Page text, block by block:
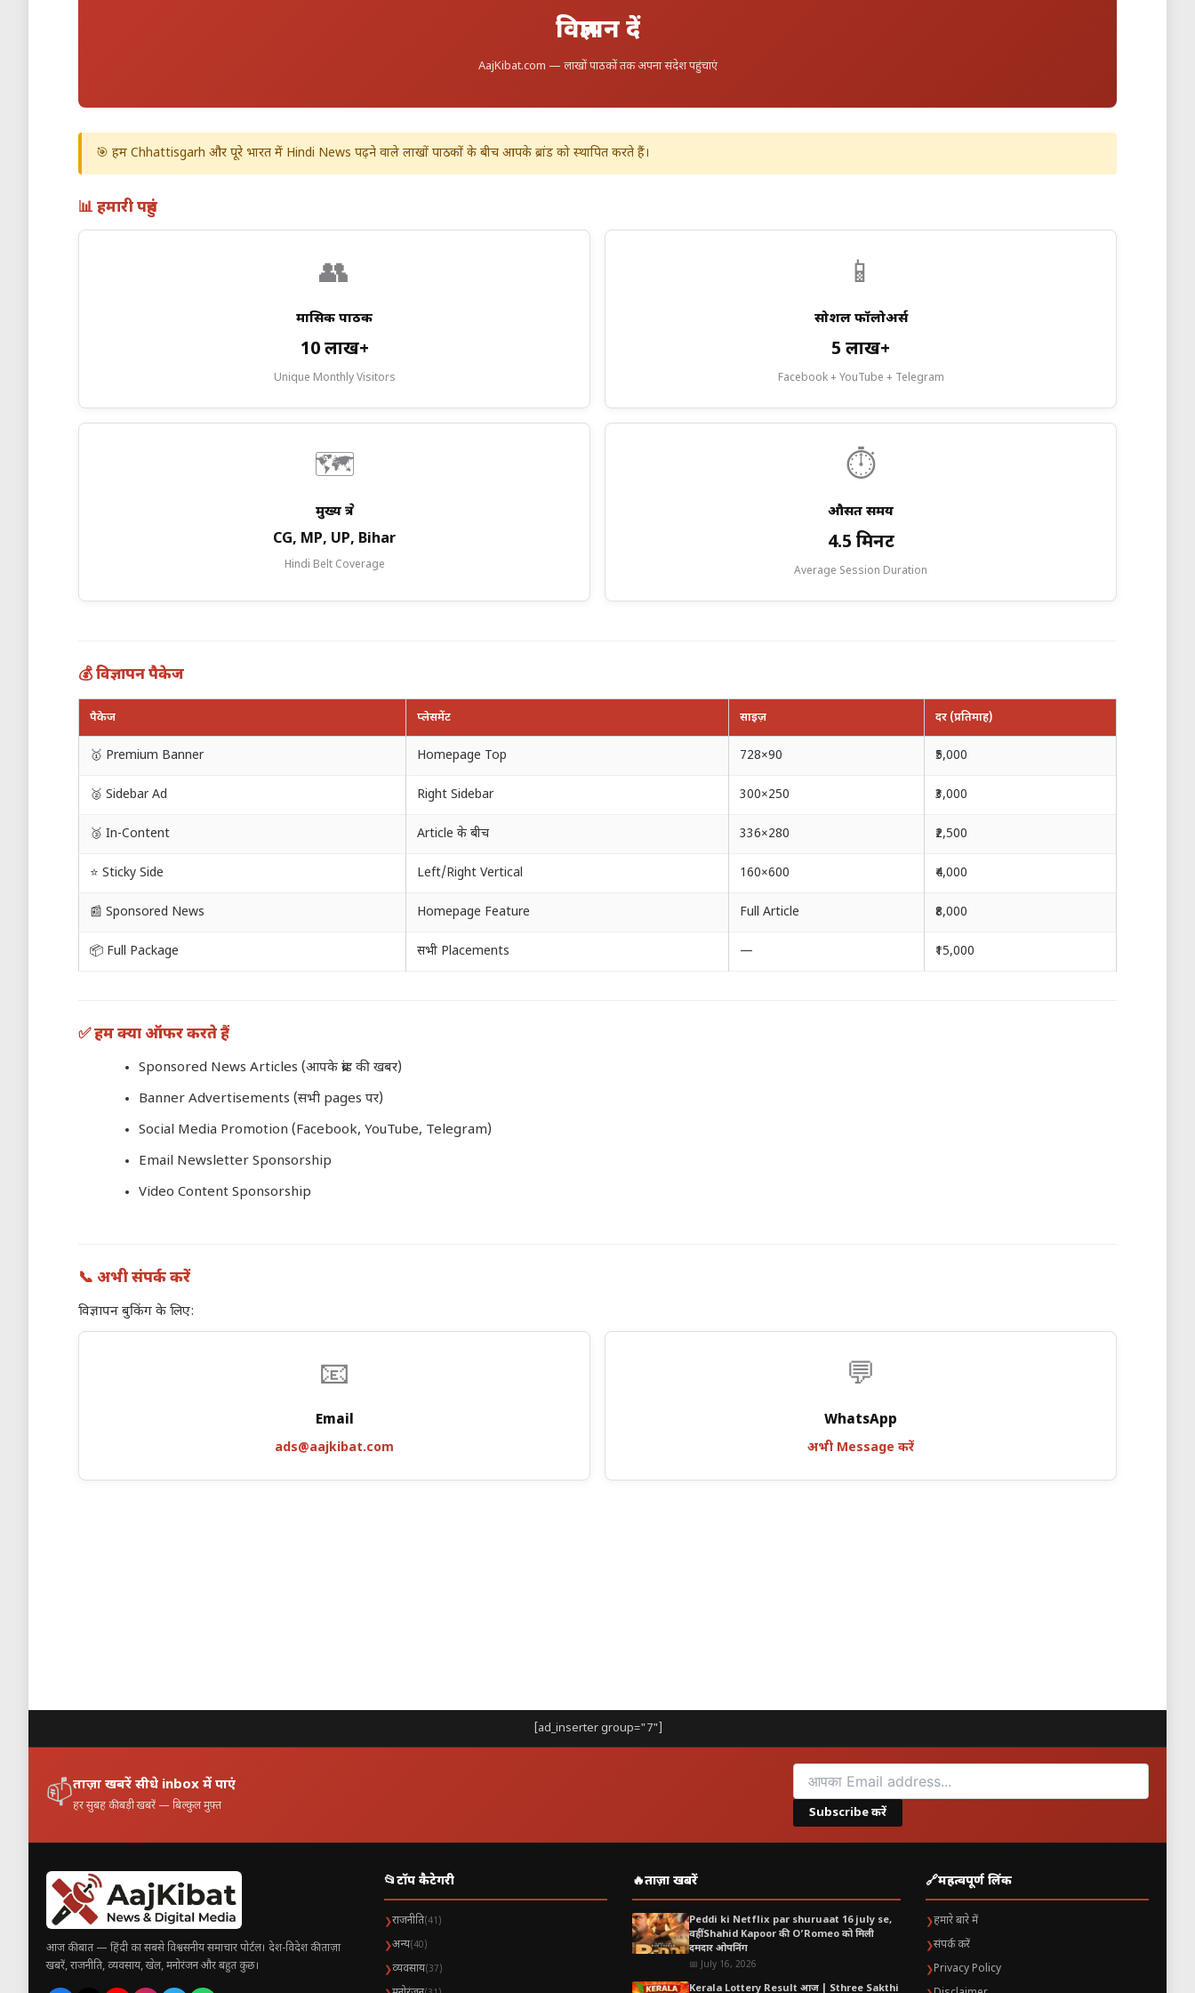
विज्ञापन दें
AajKibat.com — लाखों पाठकों तक अपना संदेश पहुंचाएं
🎯 हम Chhattisgarh और पूरे भारत में Hindi News पढ़ने वाले लाखों पाठकों के बीच आपके ब्रांड को स्थापित करते हैं।
📊 हमारी पहुंच
👥
मासिक पाठक
10 लाख+
Unique Monthly Visitors
📱
सोशल फॉलोअर्स
5 लाख+
Facebook + YouTube + Telegram
🗺️
मुख्य क्षेत्र
CG, MP, UP, Bihar
Hindi Belt Coverage
⏱️
औसत समय
4.5 मिनट
Average Session Duration
💰 विज्ञापन पैकेज
पैकेज प्लेसमेंट साइज़ दर (प्रतिमाह)
🥇 Premium Banner Homepage Top 728×90 ₹5,000
🥈 Sidebar Ad Right Sidebar 300×250 ₹3,000
🥉 In-Content Article के बीच 336×280 ₹2,500
⭐ Sticky Side Left/Right Vertical 160×600 ₹4,000
📰 Sponsored News Homepage Feature Full Article ₹8,000
📦 Full Package सभी Placements — ₹15,000
✅ हम क्या ऑफर करते हैं
Sponsored News Articles (आपके ब्रांड की खबर)
Banner Advertisements (सभी pages पर)
Social Media Promotion (Facebook, YouTube, Telegram)
Email Newsletter Sponsorship
Video Content Sponsorship
📞 अभी संपर्क करें
विज्ञापन बुकिंग के लिए:
📧
Email
ads@aajkibat.com
💬
WhatsApp
अभी Message करें
[ad_inserter group="7"]
📫ताज़ा खबरें सीधे inbox में पाएं
हर सुबह की बड़ी खबरें — बिल्कुल मुफ़्त Subscribe करें
आज की बात — हिंदी का सबसे विश्वसनीय समाचार पोर्टल। देश-विदेश की ताज़ा
खबरें, राजनीति, व्यवसाय, खेल, मनोरंजन और बहुत कुछ।
📂टॉप कैटेगरी
❯राजनीति(41)
❯अन्य(40)
❯व्यवसाय(37)
🔥ताज़ा खबरें
Peddi ki Netflix par shuruaat 16 july se,
वहीं Shahid Kapoor की O’Romeo को मिली
दमदार ओपनिंग
📅 July 16, 2026
Kerala Lottery Result आज | Sthree Sakthi
🔗महत्वपूर्ण लिंक
❯हमारे बारे में
❯संपर्क करें
❯Privacy Policy